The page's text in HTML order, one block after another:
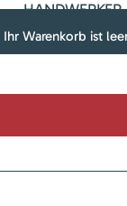
HANDWERKER
Ihr Warenkorb ist